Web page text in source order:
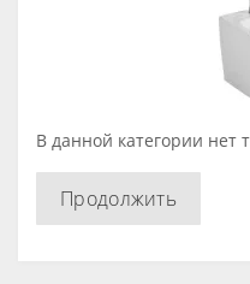
В данной категории нет
Продолжить